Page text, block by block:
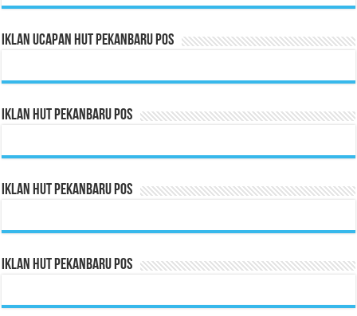
Iklan Ucapan HUT Pekanbaru Pos
Iklan HUT Pekanbaru Pos
Iklan HUT Pekanbaru Pos
Iklan HUT Pekanbaru Pos